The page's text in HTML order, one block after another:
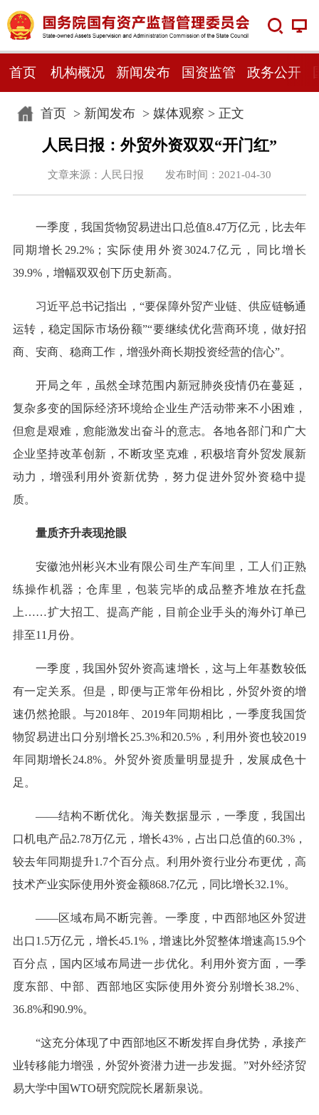
首页 机构概况 新闻发布 国资监管 政务公开
首页> 新闻发布> 媒体观察 > 正文
人民日报：外贸外资双双“开门红”
文章来源：人民日报 发布时间：2021-04-30
一季度，我国货物贸易进出口总值8.47万亿元，比去年
同期增长29.2%；实际使用外资3024.7亿元，同比增长
39.9%，增幅双双创下历史新高。
习近平总书记指出，“要保障外贸产业链、供应链畅通
运转，稳定国际市场份额”“要继续优化营商环境，做好招
商、安商、稳商工作，增强外商长期投资经营的信心”。
开局之年，虽然全球范围内新冠肺炎疫情仍在蔓延，
复杂多变的国际经济环境给企业生产活动带来不小困难，
但愈是艰难，愈能激发出奋斗的意志。各地各部门和广大
企业坚持改革创新，不断攻坚克难，积极培育外贸发展新
动力，增强利用外资新优势，努力促进外贸外资稳中提
质。
量质齐升表现抢眼
安徽池州彬兴木业有限公司生产车间里，工人们正熟
练操作机器；仓库里，包装完毕的成品整齐堆放在托盘
上……扩大招工、提高产能，目前企业手头的海外订单已
排至11月份。
一季度，我国外贸外资高速增长，这与上年基数较低
有一定关系。但是，即便与正常年份相比，外贸外资的增
速仍然抢眼。与2018年、2019年同期相比，一季度我国货
物贸易进出口分别增长25.3%和20.5%，利用外资也较2019
年同期增长24.8%。外贸外资质量明显提升，发展成色十
足。
——结构不断优化。海关数据显示，一季度，我国出
口机电产品2.78万亿元，增长43%，占出口总值的60.3%，
较去年同期提升1.7个百分点。利用外资行业分布更优，高
技术产业实际使用外资金额868.7亿元，同比增长32.1%。
——区域布局不断完善。一季度，中西部地区外贸进
出口1.5万亿元，增长45.1%，增速比外贸整体增速高15.9个
百分点，国内区域布局进一步优化。利用外资方面，一季
度东部、中部、西部地区实际使用外资分别增长38.2%、
36.8%和90.9%。
“这充分体现了中西部地区不断发挥自身优势，承接产
业转移能力增强，外贸外资潜力进一步发掘。”对外经济贸
易大学中国WTO研究院院长屠新泉说。